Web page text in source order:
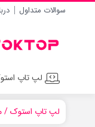
سوالات متداول
لپ تاپ
لپ تاپ استوک